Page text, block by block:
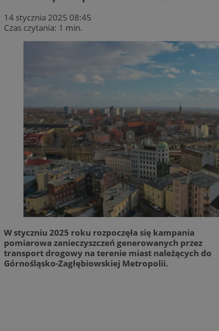
14 stycznia 2025 08:45
Czas czytania: 1 min.
W styczniu 2025 roku rozpoczęła się kampania
pomiarowa zanieczyszczeń generowanych przez
transport drogowy na terenie miast należących do
Górnośląsko-Zagłębiowskiej Metropolii.